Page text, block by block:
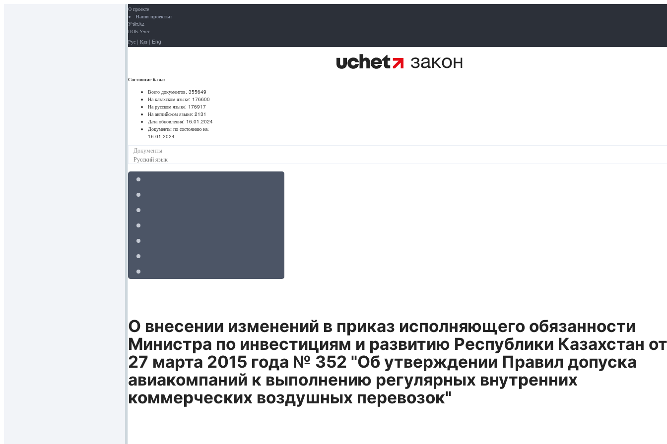
О проекте
Наши проекты:
Учёт.kz
ПОБ.Учёт
Рус | Қаз | Eng
Состояние базы:
Всего документов: 355649
На казахском языке: 176600
На русском языке: 176917
На английском языке: 2131
Дата обновления: 16.01.2024
Документы по состоянию на:
16.01.2024
Документы
Русский язык
О внесении изменений в приказ исполняющего обязанности
Министра по инвестициям и развитию Республики Казахстан от
27 марта 2015 года № 352 "Об утверждении Правил допуска
авиакомпаний к выполнению регулярных внутренних
коммерческих воздушных перевозок"